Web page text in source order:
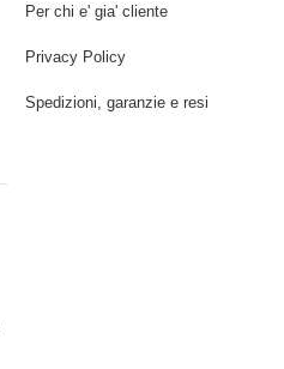
Per chi e' gia' cliente
Privacy Policy
Spedizioni, garanzie e resi